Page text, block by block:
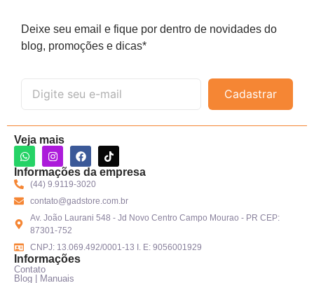
Deixe seu email e fique por dentro de novidades do
blog, promoções e dicas*
Cadastrar
Veja mais
Informações da empresa
(44) 9.9119-3020
contato@gadstore.com.br
Av. João Laurani 548 - Jd Novo Centro Campo Mourao - PR CEP:
87301-752
CNPJ: 13.069.492/0001-13 I. E: 9056001929
Contato
Blog | Manuais
Informações